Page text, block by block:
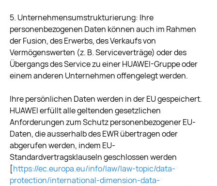
5. Unternehmensumstrukturierung: Ihre
personenbezogenen Daten können auch im Rahmen
der Fusion, des Erwerbs, des Verkaufs von
Vermögenswerten (z. B. Serviceverträge) oder des
Übergangs des Service zu einer HUAWEI-Gruppe oder
einem anderen Unternehmen offengelegt werden.
Ihre persönlichen Daten werden in der EU gespeichert.
HUAWEI erfüllt alle geltenden gesetzlichen
Anforderungen zum Schutz personenbezogener EU-
Daten, die ausserhalb des EWR übertragen oder
abgerufen werden, indem EU-
Standardvertragsklauseln geschlossen werden
[https://ec.europa.eu/info/law/law-topic/data-
protection/international-dimension-data-